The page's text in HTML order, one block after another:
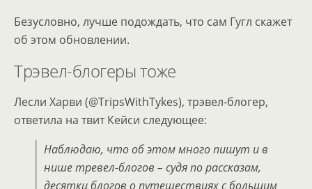
Безусловно, лучше подождать, что сам Гугл скажет
об этом обновлении.
Трэвел-блогеры тоже
Лесли Харви (@TripsWithTykes), трэвел-блогер,
ответила на твит Кейси следующее:
Наблюдаю, что об этом много пишут и в
нише тревел-блогов – судя по рассказам,
десятки блогов о путешествиях с большим